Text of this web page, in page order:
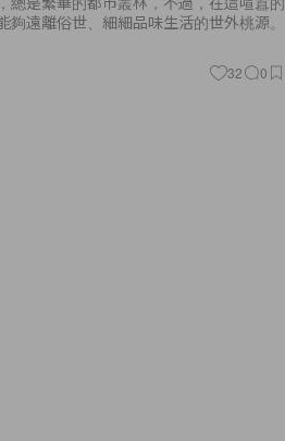
遠離俗世、細細品味生活的世外桃源。
32 0